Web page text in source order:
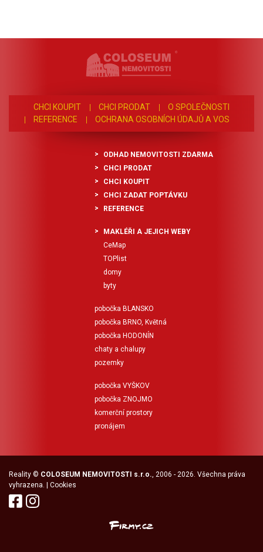
CHCI KOUPIT CHCI PRODAT
O SPOLEČNOSTI
REFERENCE
OCHRANA OSOBNÍCH ÚDAJŮ A VOS
ODHAD NEMOVITOSTI ZDARMA
CHCI PRODAT
CHCI KOUPIT
CHCI ZADAT POPTÁVKU
REFERENCE
MAKLÉŘI A JEJICH WEBY
CeMap
TOPlist
domy
byty
pobočka BLANSKO
pobočka BRNO, Květná
pobočka HODONÍN
chaty a chalupy
pozemky
pobočka VYŠKOV
pobočka ZNOJMO
komerční prostory
pronájem
Reality © COLOSEUM NEMOVITOSTI s.r.o. , 2006 - 2026. Všechna práva
vyhrazena. | Cookies